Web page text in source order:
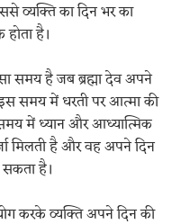
व्यक्ति का दिन भर का
है।
समय है जब ब्रह्मा देव अपने
समय में धरती पर आत्मा की
में ध्यान और आध्यात्मिक
मिलती है और वह अपने दिन
है।
करके व्यक्ति अपने दिन की